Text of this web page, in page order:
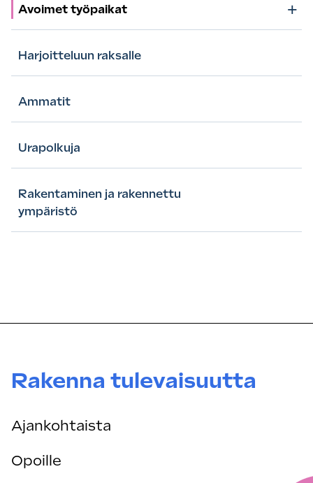
Avoimet työpaikat +
Harjoitteluun raksalle
Ammatit
Urapolkuja
Rakentaminen ja rakennettu
ympäristö
Rakenna tulevaisuutta
Ajankohtaista
Opoille